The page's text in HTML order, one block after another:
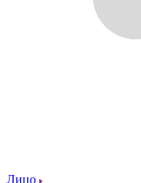
Лицо